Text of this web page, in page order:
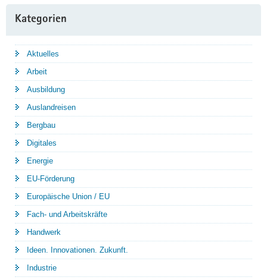
Kategorien
Aktuelles
Arbeit
Ausbildung
Auslandreisen
Bergbau
Digitales
Energie
EU-Förderung
Europäische Union / EU
Fach- und Arbeitskräfte
Handwerk
Ideen. Innovationen. Zukunft.
Industrie